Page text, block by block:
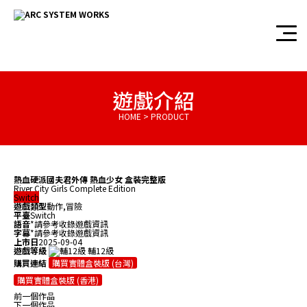
遊戲介紹
HOME > PRODUCT
熱血硬派國夫君外傳 熱血少女 盒裝完整版
River City Girls Complete Edition
Switch
遊戲類型動作,冒險
平臺Switch
語音*請參考收錄遊戲資訊
字幕*請參考收錄遊戲資訊
上市日2025-09-04
遊戲等級
輔12級
購買連結 購買實體盒裝版 (台灣)
購買實體盒裝版 (香港)
前一個作品